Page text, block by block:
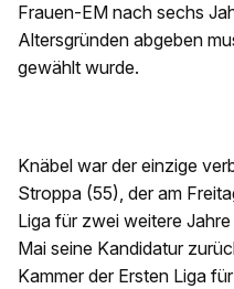
Frauen-EM nach sechs
Altersgründen abgeben
gewählt wurde.
Knäbel war der einzige
Stroppa (55), der am
Liga für zwei weitere
Mai seine Kandidatur
Kammer der Ersten Liga